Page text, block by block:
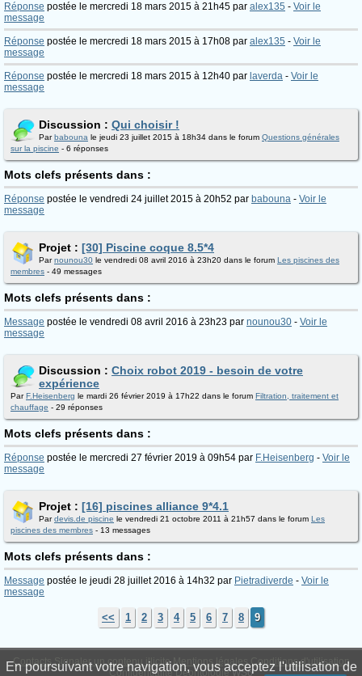
Réponse postée le mercredi 18 mars 2015 à 21h45 par alex135 - Voir le
message
Réponse postée le mercredi 18 mars 2015 à 17h08 par alex135 - Voir le
message
Réponse postée le mercredi 18 mars 2015 à 12h40 par laverda - Voir le
message
Discussion : Qui choisir !
Parbabouna le jeudi 23 juillet 2015 à 18h34 dans le forum Questions générales
sur la piscine - 6 réponses
Mots clefs présents dans :
Réponse postée le vendredi 24 juillet 2015 à 20h52 par babouna - Voir le
message
Projet : [30] Piscine coque 8.5*4
Parnounou30 le vendredi 08 avril 2016 à 23h20 dans le forum Les piscines des
membres - 49 messages
Mots clefs présents dans :
Message postée le vendredi 08 avril 2016 à 23h23 par nounou30 - Voir le
message
Discussion : Choix robot 2019 - besoin de votre
expérience
ParF.Heisenberg le mardi 26 février 2019 à 17h22 dans le forum Filtration, traitement et
chauffage - 29 réponses
Mots clefs présents dans :
Réponse postée le mercredi 27 février 2019 à 09h54 par F.Heisenberg - Voir le
message
Projet : [16] piscines alliance 9*4.1
Pardevis.de piscine le vendredi 21 octobre 2011 à 21h57 dans le forum Les
piscines des membres - 13 messages
Mots clefs présents dans :
Message postée le jeudi 28 juillet 2016 à 14h32 par Pietradiverde - Voir le
message
<< 1 2 3 4 5 6 7 8 9
Contacts Signaler un contenu illicite Mentions légales Conditions d'utilisation
Confidentialité DéontologieWS6
En poursuivant votre navigation, vous acceptez l'utilisation de